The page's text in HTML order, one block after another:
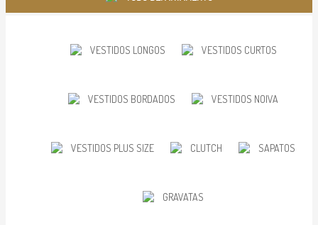
VESTIDOS LONGOS VESTIDOS CURTOS
VESTIDOS BORDADOS VESTIDOS NOIVA
VESTIDOS PLUS SIZE CLUTCH SAPATOS
GRAVATAS